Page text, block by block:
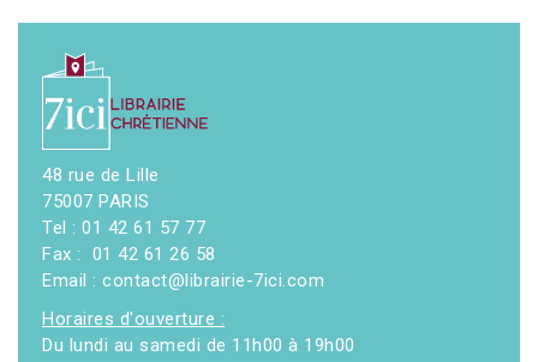
48 rue de Lille
75007 PARIS
Tel : 01 42 61 57 77
Fax : 01 42 61 26 58
Email : contact@librairie-7ici.com
Horaires d'ouverture :
Du lundi au samedi de 11h00 à 19h00